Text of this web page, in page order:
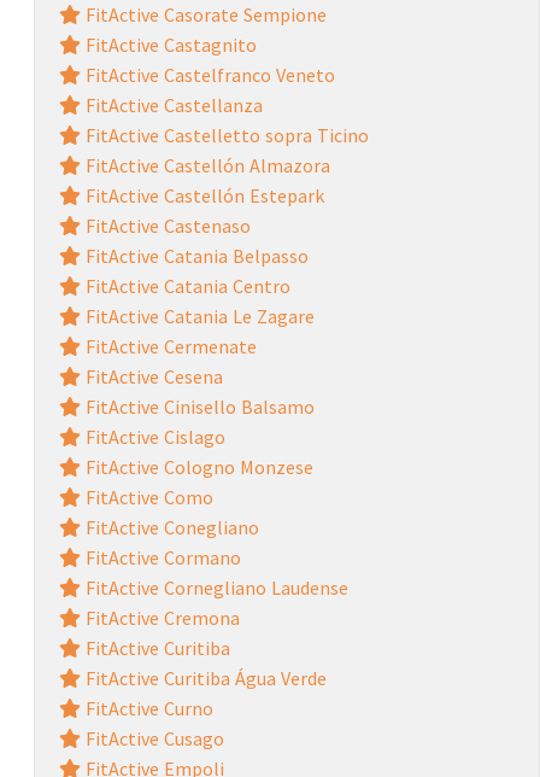
FitActive Casorate Sempione
FitActive Castagnito
FitActive Castelfranco Veneto
FitActive Castellanza
FitActive Castelletto sopra Ticino
FitActive Castellón Almazora
FitActive Castellón Estepark
FitActive Castenaso
FitActive Catania Belpasso
FitActive Catania Centro
FitActive Catania Le Zagare
FitActive Cermenate
FitActive Cesena
FitActive Cinisello Balsamo
FitActive Cislago
FitActive Cologno Monzese
FitActive Como
FitActive Conegliano
FitActive Cormano
FitActive Cornegliano Laudense
FitActive Cremona
FitActive Curitiba
FitActive Curitiba Água Verde
FitActive Curno
FitActive Cusago
FitActive Empoli